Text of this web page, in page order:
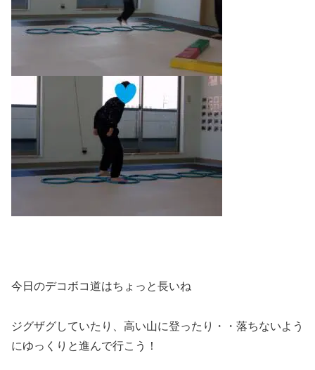
今日のデコボコ道はちょっと長いね
ジグザグしていたり、高い山に登ったり・・落ちないよう
にゆっくりと進んで行こう！